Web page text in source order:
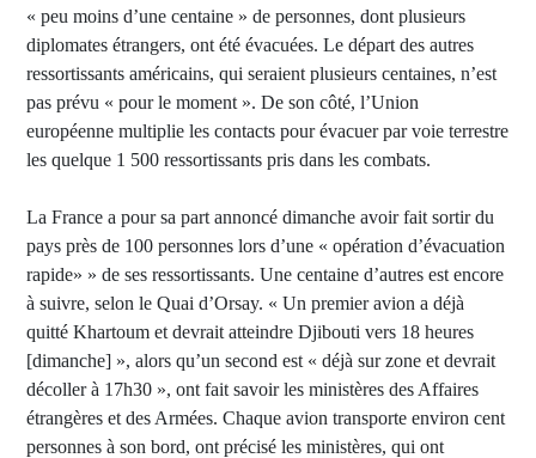
« peu moins d’une centaine » de personnes, dont plusieurs
diplomates étrangers, ont été évacuées. Le départ des autres
ressortissants américains, qui seraient plusieurs centaines, n’est
pas prévu « pour le moment ». De son côté, l’Union
européenne multiplie les contacts pour évacuer par voie terrestre
les quelque 1 500 ressortissants pris dans les combats.
La France a pour sa part annoncé dimanche avoir fait sortir du
pays près de 100 personnes lors d’une « opération d’évacuation
rapide» » de ses ressortissants. Une centaine d’autres est encore
à suivre, selon le Quai d’Orsay. « Un premier avion a déjà
quitté Khartoum et devrait atteindre Djibouti vers 18 heures
[dimanche] », alors qu’un second est « déjà sur zone et devrait
décoller à 17h30 », ont fait savoir les ministères des Affaires
étrangères et des Armées. Chaque avion transporte environ cent
personnes à son bord, ont précisé les ministères, qui ont